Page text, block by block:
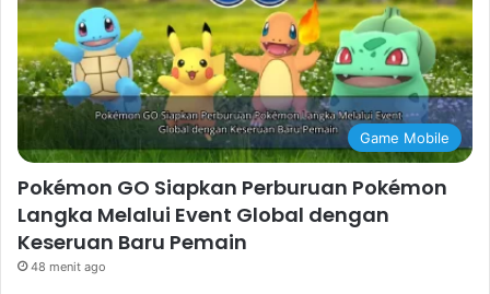
Game Mobile
Pokémon GO Siapkan Perburuan Pokémon
Langka Melalui Event Global dengan
Keseruan Baru Pemain
48 menit ago